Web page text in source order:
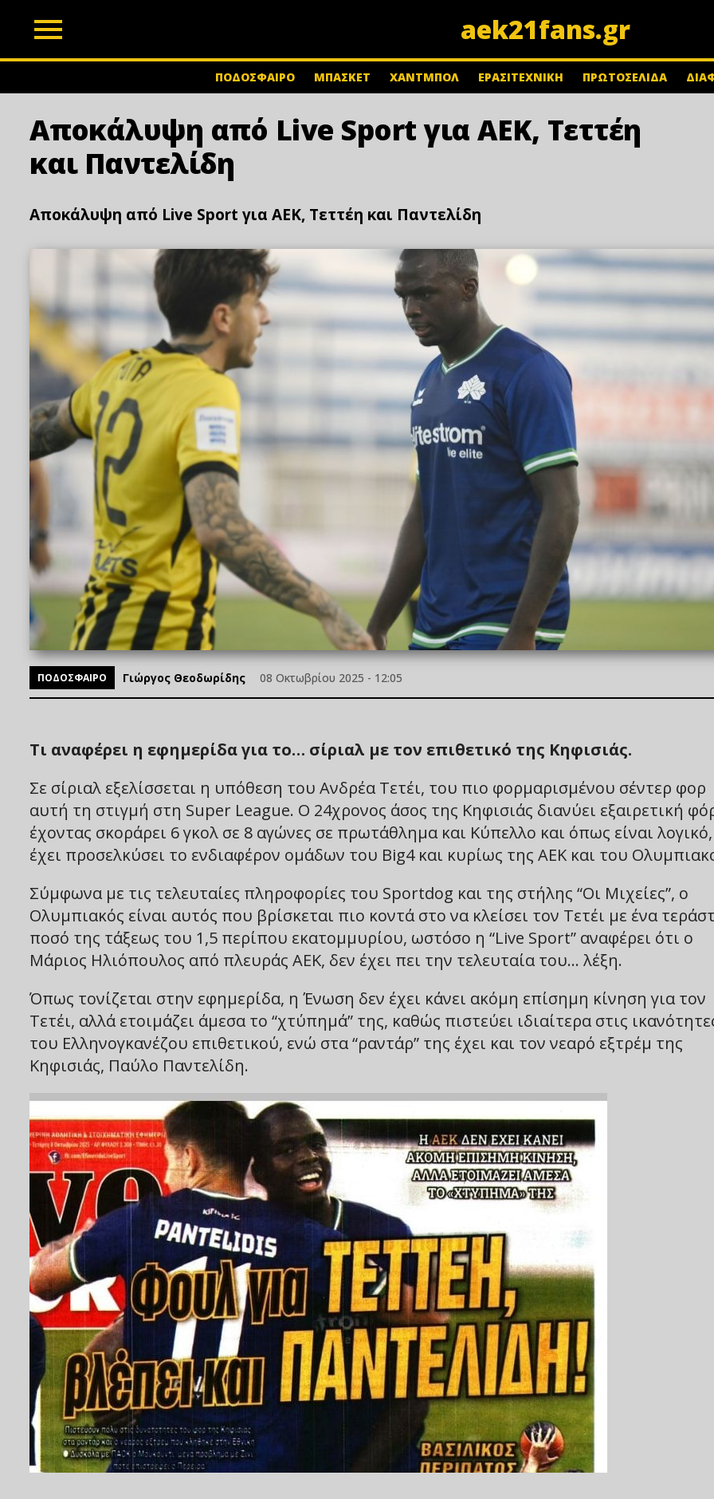
aek21fans.gr
ΠΟΔΟΣΦΑΙΡΟ ΜΠΑΣΚΕΤ ΧΑΝΤΜΠΟΛ ΕΡΑΣΙΤΕΧΝΙΚΗ ΠΡΩΤΟΣΕΛΙΔΑ
Αποκάλυψη από Live Sport για ΑΕΚ, Τεττέη
και Παντελίδη
Αποκάλυψη από Live Sport για ΑΕΚ, Τεττέη και Παντελίδη
ΠΟΔΟΣΦΑΙΡΟ Γιώργος Θεοδωρίδης 08 Οκτωβρίου 2025 - 12:05
Τι αναφέρει η εφημερίδα για το… σίριαλ με τον επιθετικό της Κηφισιάς.
Σε σίριαλ εξελίσσεται η υπόθεση του Ανδρέα Τετέι, του πιο φορμαρισμένου σέντερ φορ
αυτή τη στιγμή στη Super League. Ο 24χρονος άσος της Κηφισιάς διανύει εξαιρετική
έχοντας σκοράρει 6 γκολ σε 8 αγώνες σε πρωτάθλημα και Κύπελλο και όπως είναι λογικό,
έχει προσελκύσει το ενδιαφέρον ομάδων του Big4 και κυρίως της ΑΕΚ και του
Σύμφωνα με τις τελευταίες πληροφορίες του Sportdog και της στήλης “Οι Μιχείες”, ο
Ολυμπιακός είναι αυτός που βρίσκεται πιο κοντά στο να κλείσει τον Τετέι με ένα
ποσό της τάξεως του 1,5 περίπου εκατομμυρίου, ωστόσο η “Live Sport” αναφέρει ότι ο
Μάριος Ηλιόπουλος από πλευράς ΑΕΚ, δεν έχει πει την τελευταία του… λέξη.
Όπως τονίζεται στην εφημερίδα, η Ένωση δεν έχει κάνει ακόμη επίσημη κίνηση για τον
Τετέι, αλλά ετοιμάζει άμεσα το “χτύπημά” της, καθώς πιστεύει ιδιαίτερα στις
του Ελληνογκανέζου επιθετικού, ενώ στα “ραντάρ” της έχει και τον νεαρό εξτρέμ της
Κηφισιάς, Παύλο Παντελίδη.